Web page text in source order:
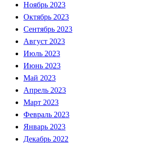
Ноябрь 2023
Октябрь 2023
Сентябрь 2023
Август 2023
Июль 2023
Июнь 2023
Май 2023
Апрель 2023
Март 2023
Февраль 2023
Январь 2023
Декабрь 2022